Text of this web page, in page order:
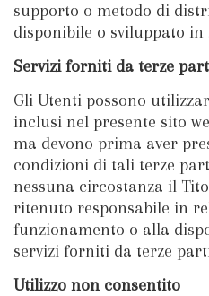
supporto o metodo di
disponibile o sviluppato in
Servizi forniti da terze
Gli Utenti possono
inclusi nel presente sito
ma devono prima aver
condizioni di tali terze
nessuna circostanza il
ritenuto responsabile in
funzionamento o alla
servizi forniti da terze
Utilizzo non consentito